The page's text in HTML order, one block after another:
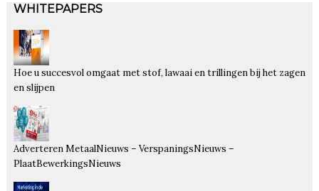
WHITEPAPERS
Hoe u succesvol omgaat met stof, lawaai en trillingen bij het zagen
en slijpen
Adverteren MetaalNieuws – VerspaningsNieuws –
PlaatBewerkingsNieuws